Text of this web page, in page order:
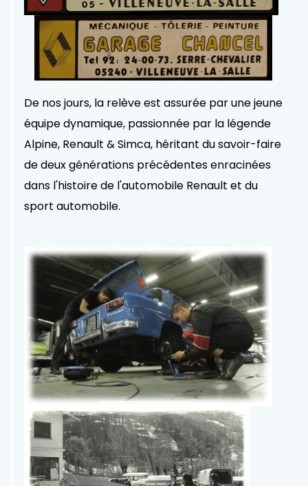
De nos jours, la relève est assurée par une jeune
équipe dynamique, passionnée par la légende
Alpine, Renault & Simca, héritant du savoir-faire
de deux générations précédentes enracinées
dans l'histoire de l'automobile Renault et du
sport automobile.